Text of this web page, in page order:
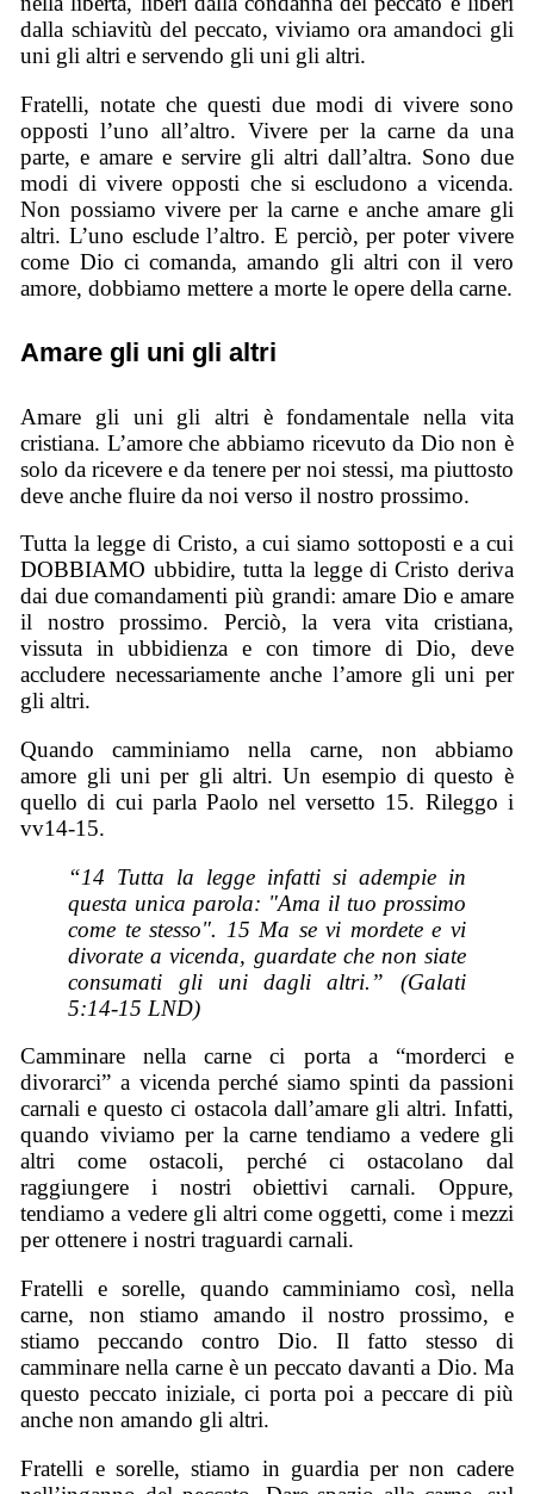
dalla schiavitù del peccato, viviamo ora amandoci gli
uni gli altri e servendo gli uni gli altri.
Fratelli, notate che questi due modi di vivere sono
opposti l’uno all’altro. Vivere per la carne da una
parte, e amare e servire gli altri dall’altra. Sono due
modi di vivere opposti che si escludono a vicenda.
Non possiamo vivere per la carne e anche amare gli
altri. L’uno esclude l’altro. E perciò, per poter vivere
come Dio ci comanda, amando gli altri con il vero
amore, dobbiamo mettere a morte le opere della carne.
Amare gli uni gli altri
Amare gli uni gli altri è fondamentale nella vita
cristiana. L’amore che abbiamo ricevuto da Dio non è
solo da ricevere e da tenere per noi stessi, ma piuttosto
deve anche fluire da noi verso il nostro prossimo.
Tutta la legge di Cristo, a cui siamo sottoposti e a cui
DOBBIAMO ubbidire, tutta la legge di Cristo deriva
dai due comandamenti più grandi: amare Dio e amare
il nostro prossimo. Perciò, la vera vita cristiana,
vissuta in ubbidienza e con timore di Dio, deve
accludere necessariamente anche l’amore gli uni per
gli altri.
Quando camminiamo nella carne, non abbiamo
amore gli uni per gli altri. Un esempio di questo è
quello di cui parla Paolo nel versetto 15. Rileggo i
vv14-15.
“14 Tutta la legge infatti si adempie in
questa unica parola: "Ama il tuo prossimo
come te stesso". 15 Ma se vi mordete e vi
divorate a vicenda, guardate che non siate
consumati gli uni dagli altri.” (Galati
5:14-15 LND)
Camminare nella carne ci porta a “morderci e
divorarci” a vicenda perché siamo spinti da passioni
carnali e questo ci ostacola dall’amare gli altri. Infatti,
quando viviamo per la carne tendiamo a vedere gli
altri come ostacoli, perché ci ostacolano dal
raggiungere i nostri obiettivi carnali. Oppure,
tendiamo a vedere gli altri come oggetti, come i mezzi
per ottenere i nostri traguardi carnali.
Fratelli e sorelle, quando camminiamo così, nella
carne, non stiamo amando il nostro prossimo, e
stiamo peccando contro Dio. Il fatto stesso di
camminare nella carne è un peccato davanti a Dio. Ma
questo peccato iniziale, ci porta poi a peccare di più
anche non amando gli altri.
Fratelli e sorelle, stiamo in guardia per non cadere